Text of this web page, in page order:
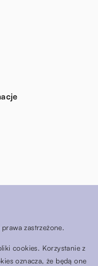
zastrzeżone.
cookies. Korzystanie z
oznacza, że będą one